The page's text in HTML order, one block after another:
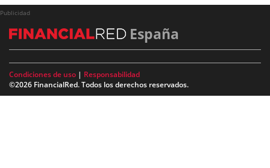
Publicidad
España
Condiciones de uso | Responsabilidad
©2026 FinancialRed. Todos los derechos reservados.